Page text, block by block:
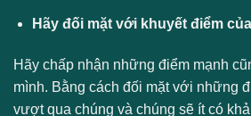
Hãy đối mặt với khuyết điểm
Hãy chấp nhận những điểm mạnh
mình. Bằng cách đối mặt với những
vượt qua chúng và chúng sẽ ít có